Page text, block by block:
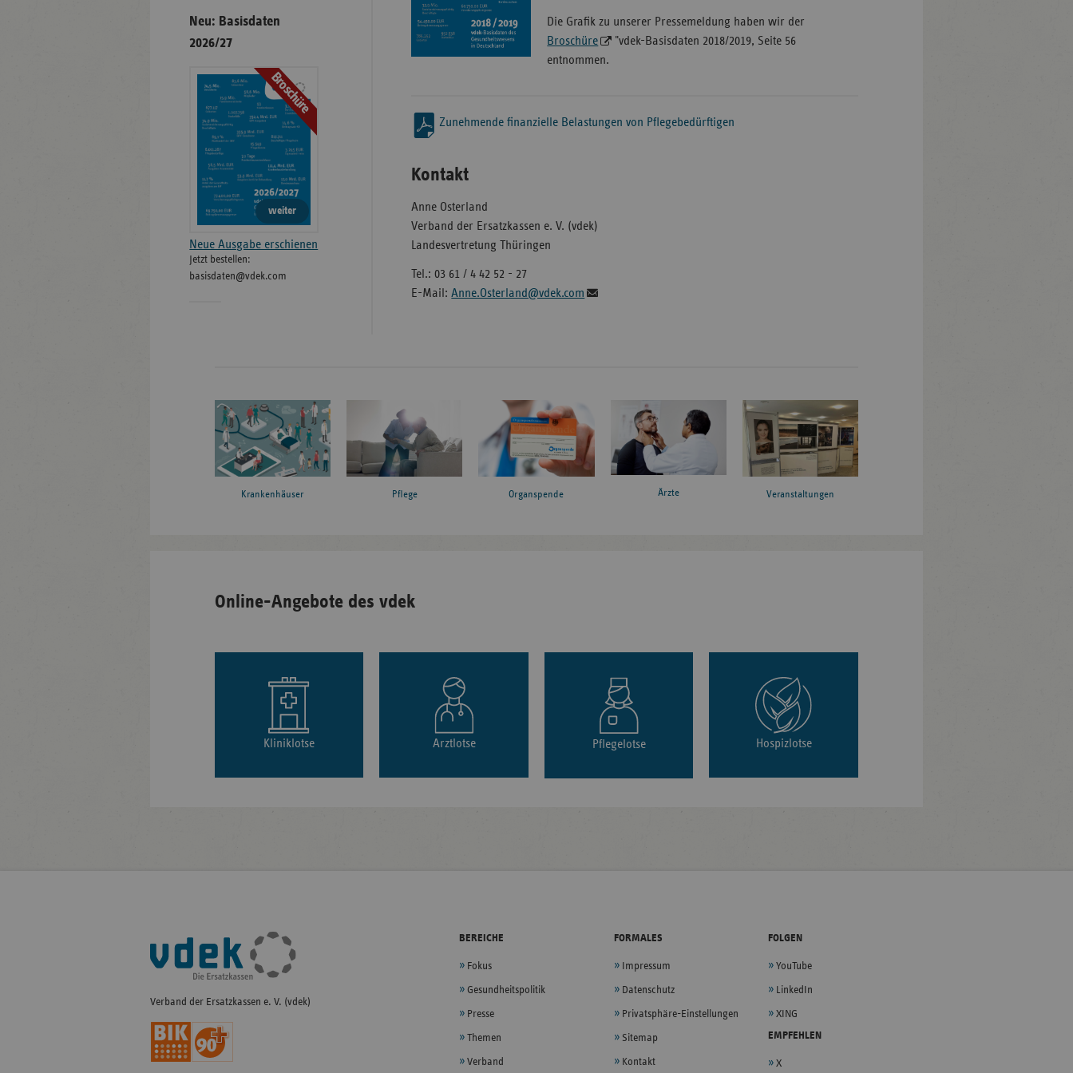
Die Grafik zu unserer Pressemeldung haben wir der
Broschüre
"vdek-Basisdaten 2018/2019, Seite 56
entnommen.
Zunehmende finanzielle Belastungen von Pflegebedürftigen
Kontakt
Anne Osterland
Verband der Ersatzkassen e. V. (vdek)
Landesvertretung Thüringen
Tel.: 03 61 / 4 42 52 - 27
E-Mail:Anne.Osterland@vdek.com
Neu: Basisdaten
2026/27
Broschüre
weiter
Neue Ausgabe erschienen
Jetzt bestellen:
basisdaten@vdek.com
Krankenhäuser Pflege Organspende Ärzte Veranstaltungen
Online-Angebote des vdek
Kliniklotse Arztlotse Pflegelotse Hospizlotse
Fußleisten-
Navigation
Verband der Ersatzkassen e. V. (vdek)
BEREICHE
Fokus
Gesundheitspolitik
Presse
Themen
Verband
FORMALES
Impressum
Datenschutz
Privatsphäre-Einstellungen
Sitemap
Kontakt
FOLGEN
YouTube
LinkedIn
XING
EMPFEHLEN
X